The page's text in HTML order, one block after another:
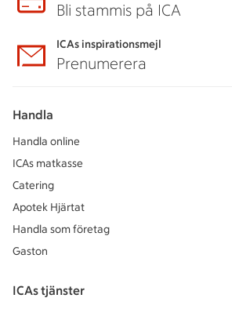
Bli stammis på ICA
ICAs inspirationsmejl
Prenumerera
Handla
Handla online
ICAs matkasse
Catering
Apotek Hjärtat
Handla som företag
Gaston
ICAs tjänster